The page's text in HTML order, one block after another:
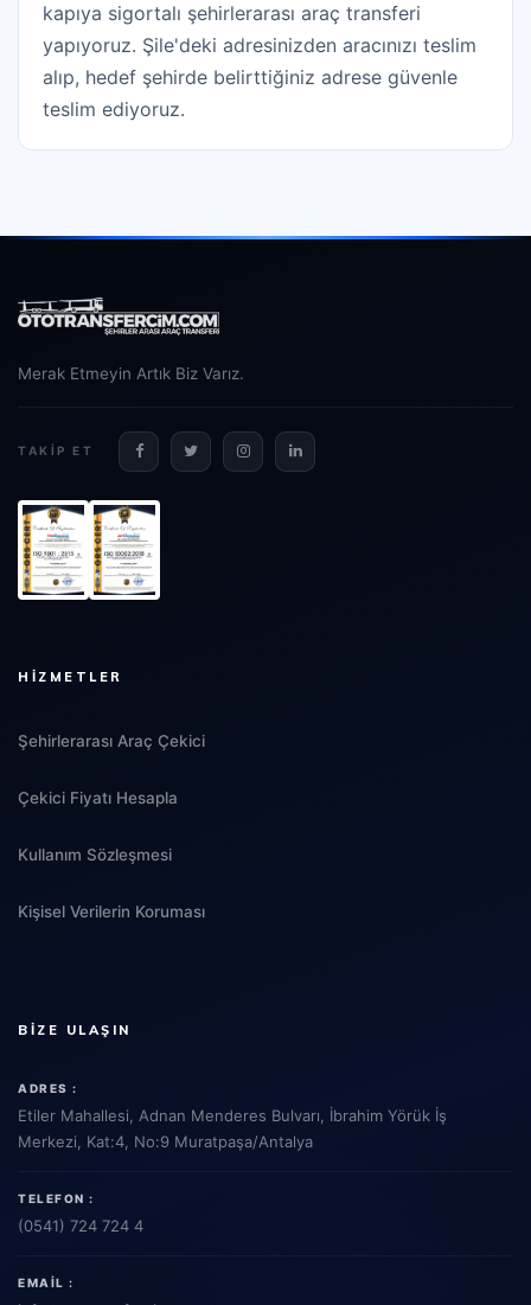
kapıya sigortalı şehirlerarası araç transferi
yapıyoruz. Şile'deki adresinizden aracınızı teslim
alıp, hedef şehirde belirttiğiniz adrese güvenle
teslim ediyoruz.
Merak Etmeyin Artık Biz Varız.
TAKIP ET
HIZMETLER
Şehirlerarası Araç Çekici
Çekici Fiyatı Hesapla
Kullanım Sözleşmesi
Kişisel Verilerin Koruması
BIZE ULAŞIN
ADRES :
Etiler Mahallesi, Adnan Menderes Bulvarı, İbrahim Yörük İş
Merkezi, Kat:4, No:9 Muratpaşa/Antalya
TELEFON :
(0541) 724 724 4
EMAIL :